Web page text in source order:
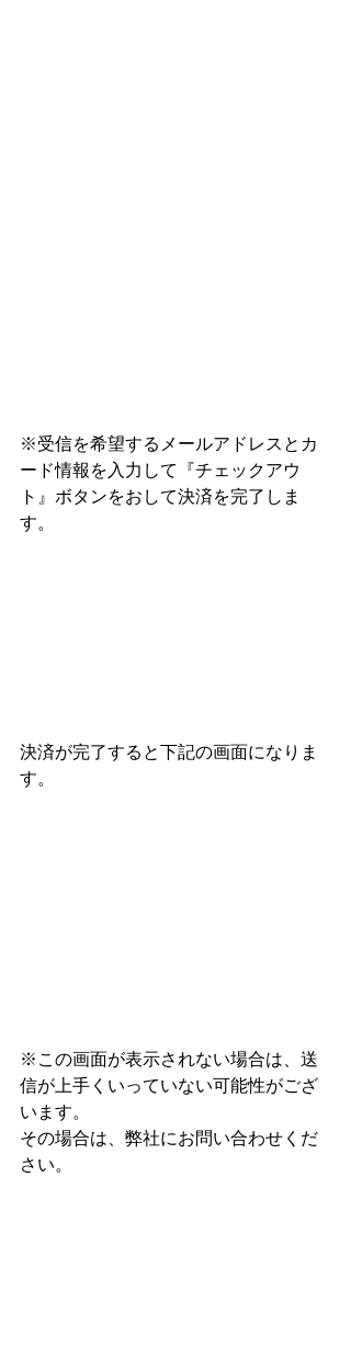
※受信を希望するメールアドレスとカ
ード情報を入力して『チェックアウ
ト』ボタンをおして決済を完了しま
す。
決済が完了すると下記の画面になりま
す。
※この画面が表示されない場合は、送
信が上手くいっていない可能性がござ
います。
その場合は、弊社にお問い合わせくだ
さい。